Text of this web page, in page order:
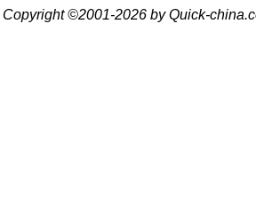
Copyright ©2001-2026 by Quick-